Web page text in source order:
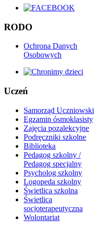
RODO
Ochrona Danych
Osobowych
Uczeń
Samorząd Uczniowski
Egzamin ósmoklasisty
Zajęcia pozalekcyjne
Podręczniki szkolne
Biblioteka
Pedagog szkolny /
Pedagog specjalny
Psycholog szkolny
Logopeda szkolny
Świetlica szkolna
Świetlica
socjoterapeutyczna
Wolontariat